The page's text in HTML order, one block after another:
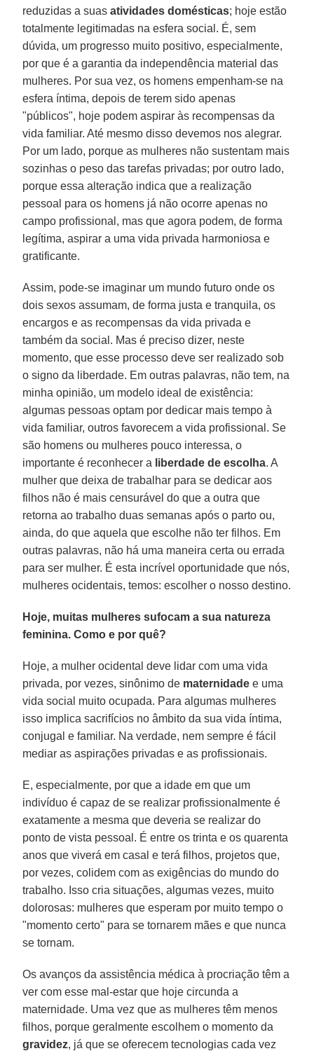
reduzidas a suasatividades domésticas; hoje estão
totalmente legitimadas na esfera social. É, sem
dúvida, um progresso muito positivo, especialmente,
por que é a garantia da independência material das
mulheres. Por sua vez, os homens empenham-se na
esfera íntima, depois de terem sido apenas
"públicos", hoje podem aspirar às recompensas da
vida familiar. Até mesmo disso devemos nos alegrar.
Por um lado, porque as mulheres não sustentam mais
sozinhas o peso das tarefas privadas; por outro lado,
porque essa alteração indica que a realização
pessoal para os homens já não ocorre apenas no
campo profissional, mas que agora podem, de forma
legítima, aspirar a uma vida privada harmoniosa e
gratificante.
Assim, pode-se imaginar um mundo futuro onde os
dois sexos assumam, de forma justa e tranquila, os
encargos e as recompensas da vida privada e
também da social. Mas é preciso dizer, neste
momento, que esse processo deve ser realizado sob
o signo da liberdade. Em outras palavras, não tem, na
minha opinião, um modelo ideal de existência:
algumas pessoas optam por dedicar mais tempo à
vida familiar, outros favorecem a vida profissional. Se
são homens ou mulheres pouco interessa, o
importante é reconhecer a liberdade de escolha. A
mulher que deixa de trabalhar para se dedicar aos
filhos não é mais censurável do que a outra que
retorna ao trabalho duas semanas após o parto ou,
ainda, do que aquela que escolhe não ter filhos. Em
outras palavras, não há uma maneira certa ou errada
para ser mulher. É esta incrível oportunidade que nós,
mulheres ocidentais, temos: escolher o nosso destino.
Hoje, muitas mulheres sufocam a sua natureza
feminina. Como e por quê?
Hoje, a mulher ocidental deve lidar com uma vida
privada, por vezes, sinônimo de maternidade e uma
vida social muito ocupada. Para algumas mulheres
isso implica sacrifícios no âmbito da sua vida íntima,
conjugal e familiar. Na verdade, nem sempre é fácil
mediar as aspirações privadas e as profissionais.
E, especialmente, por que a idade em que um
indivíduo é capaz de se realizar profissionalmente é
exatamente a mesma que deveria se realizar do
ponto de vista pessoal. É entre os trinta e os quarenta
anos que viverá em casal e terá filhos, projetos que,
por vezes, colidem com as exigências do mundo do
trabalho. Isso cria situações, algumas vezes, muito
dolorosas: mulheres que esperam por muito tempo o
"momento certo" para se tornarem mães e que nunca
se tornam.
Os avanços da assistência médica à procriação têm a
ver com esse mal-estar que hoje circunda a
maternidade. Uma vez que as mulheres têm menos
filhos, porque geralmente escolhem o momento da
gravidez, já que se oferecem tecnologias cada vez